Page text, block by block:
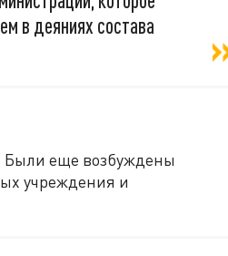
в деяниях состава
Были еще возбуждены
учреждения и